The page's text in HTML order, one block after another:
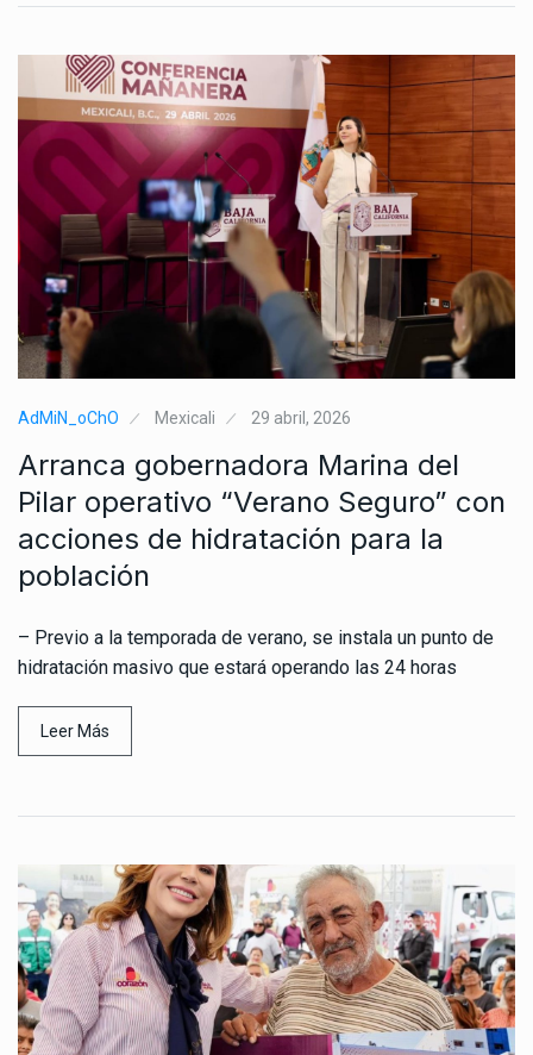
AdMiN_oChO Mexicali 29 abril, 2026
Arranca gobernadora Marina del
Pilar operativo “Verano Seguro” con
acciones de hidratación para la
población
– Previo a la temporada de verano, se instala un punto de
hidratación masivo que estará operando las 24 horas
Leer Más